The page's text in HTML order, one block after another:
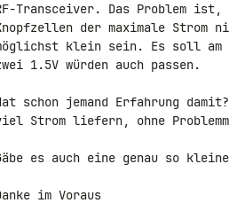
Transceiver. Das Problem
der maximale
klein sein. Es soll am
1.5V würden auch passen.
schon jemand Erfahrung
Strom liefern, ohne
es auch eine genau so
im Voraus